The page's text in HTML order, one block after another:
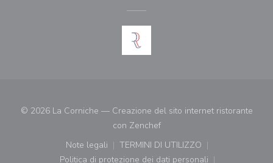
© 2026 La Corniche — Creazione del sito internet ristorante
con Zenchef((apre una nuova finestra))
Note legali
((apre una nuova finestra))
TERMINI DI UTILIZZO
((apre una nuova finestra))
Politica di protezione dei dati personali